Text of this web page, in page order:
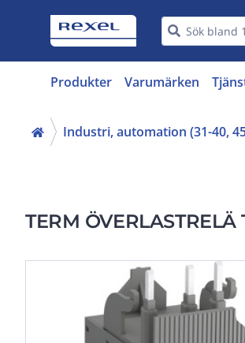
Produkter Varumärken
Industri, automation (31-40,
TERM ÖVERLASTRELÄ